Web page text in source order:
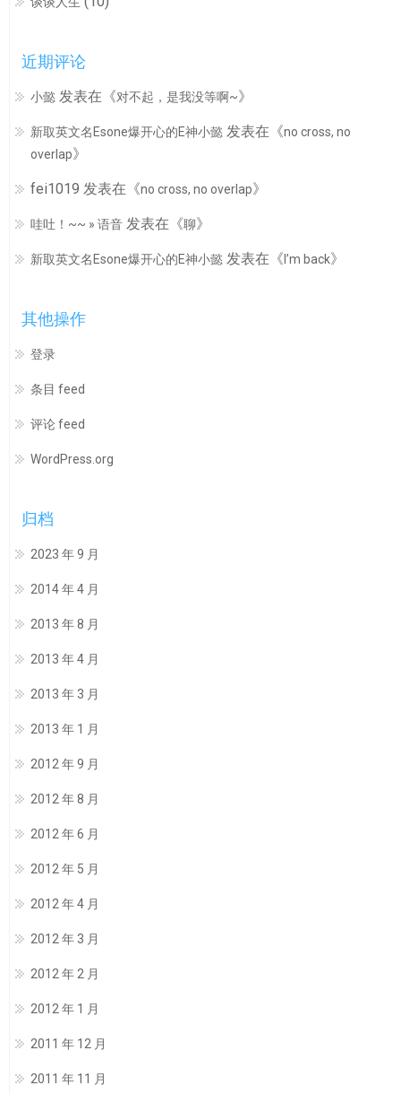
近期评论
小懿 发表在《对不起，是我没等啊~》
新取英文名Esone爆开心的E神小懿 发表在《no cross, no
overlap》
fei1019 发表在《no cross, no overlap》
哇吐！~~ » 语音 发表在《聊》
新取英文名Esone爆开心的E神小懿 发表在《 I’m back》
其他操作
登录
条目 feed
评论 feed
WordPress.org
归档
2023 年 9 月
2014 年 4 月
2013 年 8 月
2013 年 4 月
2013 年 3 月
2013 年 1 月
2012 年 9 月
2012 年 8 月
2012 年 6 月
2012 年 5 月
2012 年 4 月
2012 年 3 月
2012 年 2 月
2012 年 1 月
2011 年 12 月
2011 年 11 月